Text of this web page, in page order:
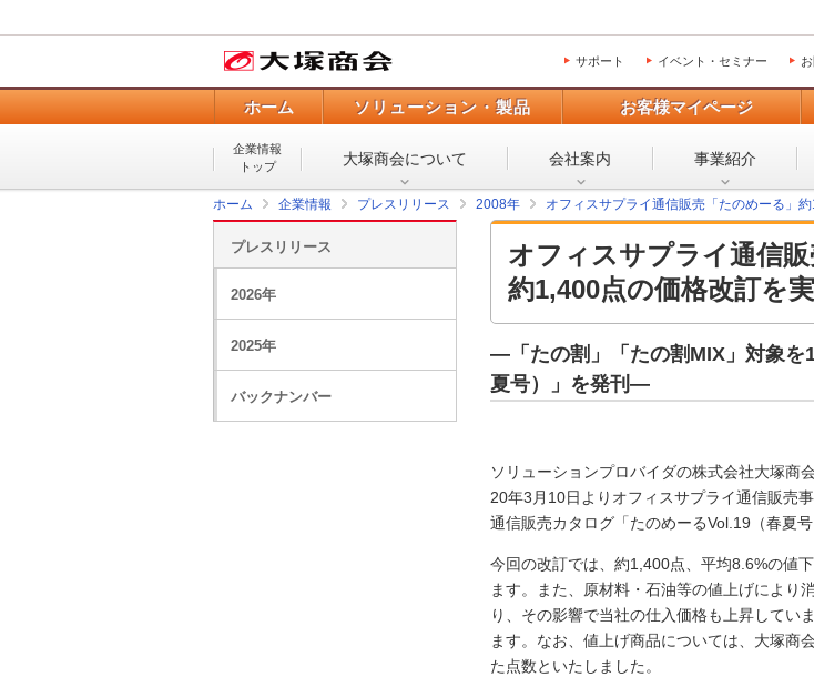
サポート イベント・セミナー
ホーム ソリューション・製品 お客様マイページ
企業情報
トップ
大塚商会について 会社案内 事業紹介
ホーム 企業情報 プレスリリース 2008年 オフィスサプライ通信販売「たのめーる」
オフィスサプライ通信販
約1,400点の価格改訂を
―「たの割」「たの割MIX」対象を
夏号）」を発刊―
ソリューションプロバイダの株式会社大塚商
20年3月10日よりオフィスサプライ通信販売
通信販売カタログ「たのめーるVol.19（春夏号
今回の改訂では、約1,400点、平均8.6%の値
ます。また、原材料・石油等の値上げにより
り、その影響で当社の仕入価格も上昇してい
ます。なお、値上げ商品については、大塚商
た点数といたしました。
プレスリリース
2026年
2025年
バックナンバー